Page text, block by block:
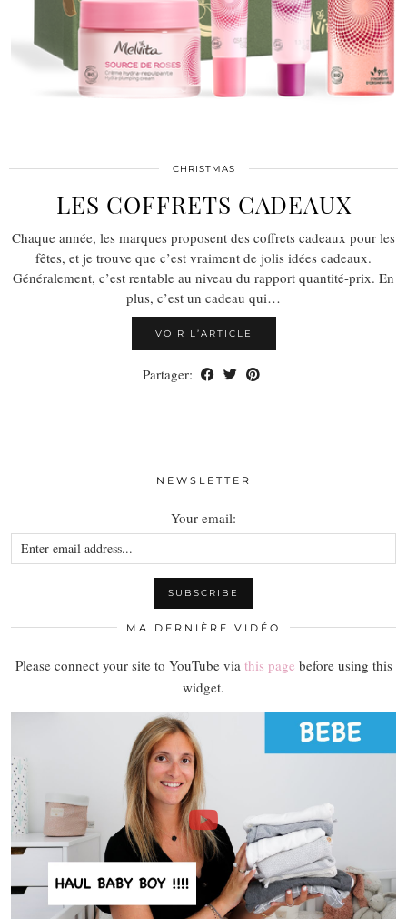
CHRISTMAS
LES COFFRETS CADEAUX
Chaque année, les marques proposent des coffrets cadeaux pour les
fêtes, et je trouve que c’est vraiment de jolis idées cadeaux.
Généralement, c’est rentable au niveau du rapport quantité-prix. En
plus, c’est un cadeau qui…
VOIR L’ARTICLE
Partager:
NEWSLETTER
Your email:
MA DERNIÈRE VIDÉO
Please connect your site to YouTube via this page before using this
widget.